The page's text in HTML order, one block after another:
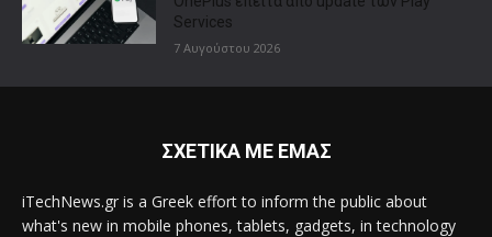
Services
7 Αυγούστου 2026
ΣΧΕΤΙΚΑ ΜΕ ΕΜΑΣ
iTechNews.gr is a Greek effort to inform the public about
what's new in mobile phones, tablets, gadgets, in technology